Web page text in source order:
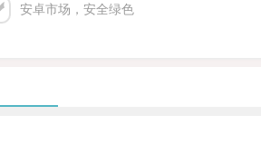
安卓市场，安全绿色